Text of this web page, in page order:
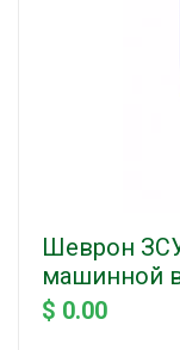
Шеврон
машинной
$ 0.00